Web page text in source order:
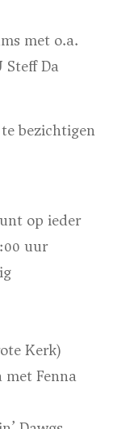
met o.a.
Steff Da
bezichtigen
op ieder
uur
Kerk)
met Fenna